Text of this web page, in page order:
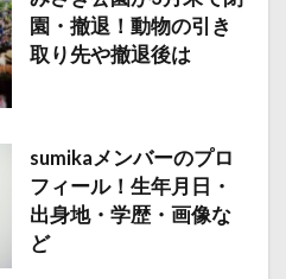
園・撤退！動物の引き
取り先や撤退後は
sumikaメンバーのプロ
フィール！生年月日・
出身地・学歴・画像な
ど